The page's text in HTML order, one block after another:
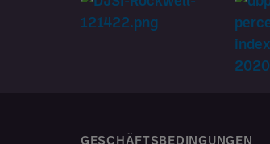
GESCHÄFTSBEDINGUNGEN